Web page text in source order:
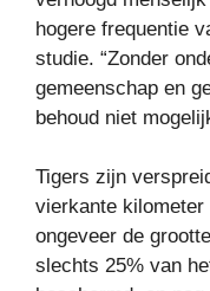
hogere frequentie
studie. “Zonder
gemeenschap en
behoud niet
Tigers zijn
vierkante
ongeveer de
slechts 25% van